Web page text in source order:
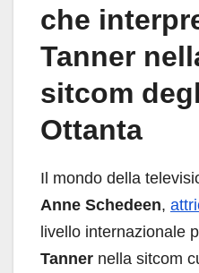
che
Tanner
sitcom
Ottanta
Il mondo della
Anne Schedeen,
livello internazionale
Tanner nella sitcom